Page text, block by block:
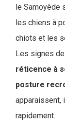
le Samoyède
les chiens à
chiots et les
Les signes
réticence à
posture
apparaissent,
rapidement.